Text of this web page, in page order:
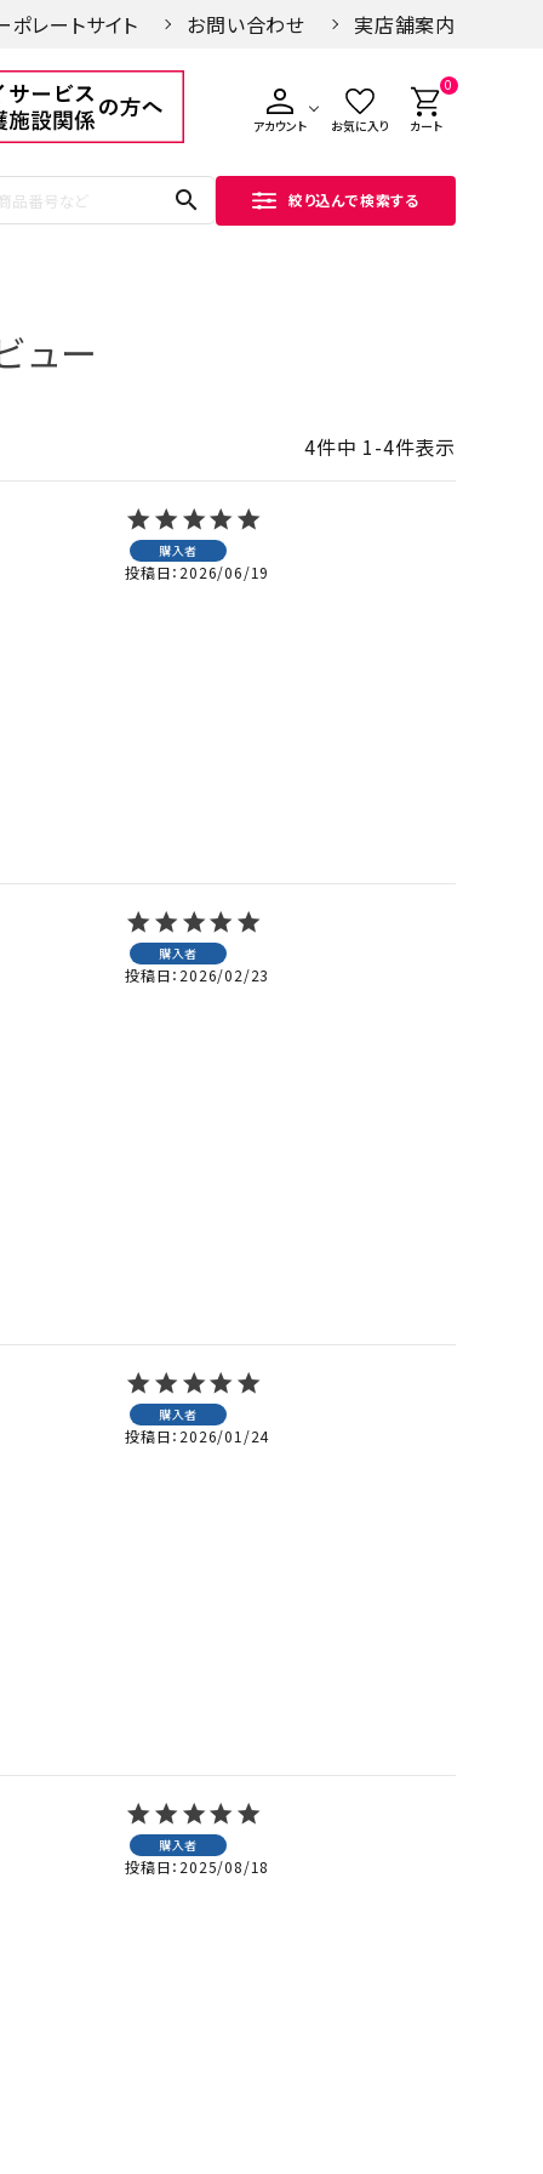
ポレートサイト お問い合わせ 実店舗案内
アカウント お気に入り
0
カート
search 絞り込んで検索する
ュー
4件中 1-4件表示
購入者
投稿日 2026/06/19
購入者
投稿日 2026/02/23
購入者
投稿日 2026/01/24
購入者
投稿日 2025/08/18